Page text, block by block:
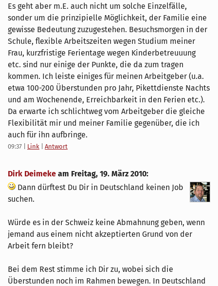
Es geht aber m.E. auch nicht um solche Einzelfälle,
sonder um die prinzipielle Möglichkeit, der Familie eine
gewisse Bedeutung zuzugestehen. Besuchsmorgen in der
Schule, flexible Arbeitszeiten wegen Studium meiner
Frau, kurzfristige Ferientage wegen Kinderbetreuuung
etc. sind nur einige der Punkte, die da zum tragen
kommen. Ich leiste einiges für meinen Arbeitgeber (u.a.
etwa 100-200 Überstunden pro Jahr, Pikettdienste Nachts
und am Wochenende, Erreichbarkeit in den Ferien etc.).
Da erwarte ich schlichtweg vom Arbeitgeber die gleiche
Flexibilität mir und meiner Familie gegenüber, die ich
auch für ihn aufbringe.
09:37 Link Antwort
Dirk Deimeke am Freitag, 19. März 2010:
Dann dürftest Du Dir in Deutschland keinen Job
suchen.
Würde es in der Schweiz keine Abmahnung geben, wenn
jemand aus einem nicht akzeptierten Grund von der
Arbeit fern bleibt?
Bei dem Rest stimme ich Dir zu, wobei sich die
Überstunden noch im Rahmen bewegen. In Deutschland